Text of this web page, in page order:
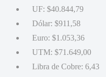
UF: $40.844,79
Dólar: $911,58
Euro: $1.053,36
UTM: $71.649,00
Libra de Cobre: 6,43